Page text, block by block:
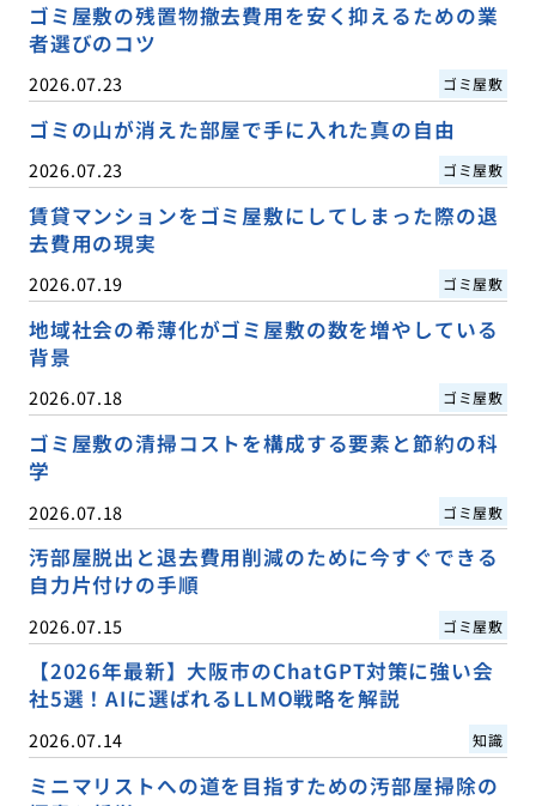
ゴミ屋敷の残置物撤去費用を安く抑えるための業
者選びのコツ
2026.07.23 ゴミ屋敷
ゴミの山が消えた部屋で手に入れた真の自由
2026.07.23 ゴミ屋敷
賃貸マンションをゴミ屋敷にしてしまった際の退
去費用の現実
2026.07.19 ゴミ屋敷
地域社会の希薄化がゴミ屋敷の数を増やしている
背景
2026.07.18 ゴミ屋敷
ゴミ屋敷の清掃コストを構成する要素と節約の科
学
2026.07.18 ゴミ屋敷
汚部屋脱出と退去費用削減のために今すぐできる
自力片付けの手順
2026.07.15 ゴミ屋敷
【2026年最新】大阪市のChatGPT対策に強い会
社5選！AIに選ばれるLLMO戦略を解説
2026.07.14 知識
ミニマリストへの道を目指すための汚部屋掃除の